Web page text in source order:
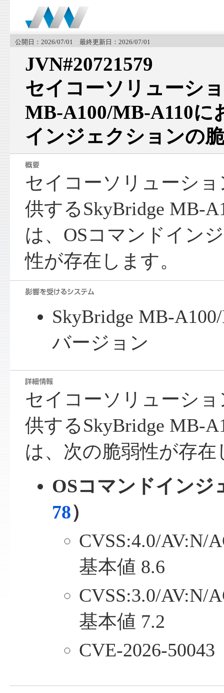
公開日：2026/07/01 最終更新日：2026/07/01
JVN#20721579
セイコーソリューシ
MB-A100/MB-A110に
インジェクションの
セイコーソリューシ
供するSkyBridge MB-
は、OSコマンドイン
性が存在します。
SkyBridge MB-
バージョン
セイコーソリューシ
供するSkyBridge MB-
は、次の脆弱性が存在
OSコマンドインジ
78）
CVSS:4.0/AV:N/
基本値 8.6
CVSS:3.0/AV:N/
基本値 7.2
CVE-2026-50043